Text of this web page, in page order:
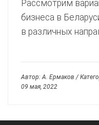
Рассмотрим
бизнеса в
в различных
Автор: А. Ермаков /
09 мая, 2022